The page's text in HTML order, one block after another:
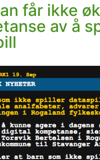
får ikke
av å